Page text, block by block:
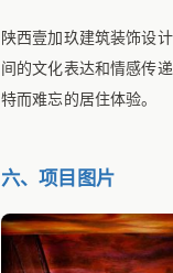
陕西壹加玖建筑装饰设
间的文化表达和情感传
特而难忘的居住体验。
六、项目图片